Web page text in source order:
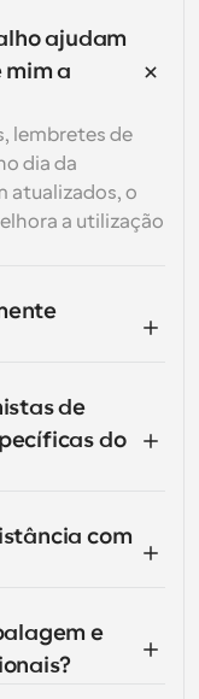
ajudam
mim a
lembretes de
dia da
atualizados, o
a utilização
de
do
com
e